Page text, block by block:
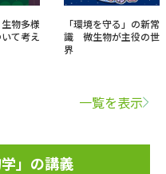
物多様
て考え
「環境を守る」の新常
識 微生物が主役の世
界
一覧を表示
」の講義